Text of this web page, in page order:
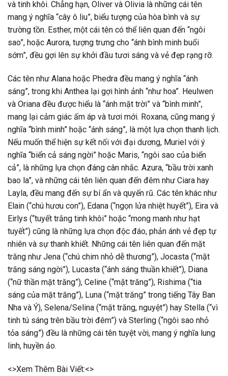
và tinh khôi. Chẳng hạn, Oliver và Olivia là những cái tên
mang ý nghĩa “cây ô liu”, biểu tượng của hòa bình và sự
trường tồn. Esther, một cái tên có thể liên quan đến “ngôi
sao”, hoặc Aurora, tượng trưng cho “ánh bình minh buổi
sớm”, đều gợi lên sự khởi đầu tươi sáng và vẻ đẹp rạng rỡ.
Các tên như Alana hoặc Phedra đều mang ý nghĩa “ánh
sáng”, trong khi Anthea lại gợi hình ảnh “như hoa”. Heulwen
và Oriana đều được hiểu là “ánh mặt trời” và “bình minh”,
mang lại cảm giác ấm áp và tươi mới. Roxana, cũng mang ý
nghĩa “bình minh” hoặc “ánh sáng”, là một lựa chọn thanh lịch.
Nếu muốn thể hiện sự kết nối với đại dương, Muriel với ý
nghĩa “biển cả sáng ngời” hoặc Maris, “ngôi sao của biển
cả”, là những lựa chọn đáng cân nhắc. Azura, “bầu trời xanh
bao la”, và những cái tên liên quan đến đêm như Ciara hay
Layla, đều mang đến sự bí ẩn và quyến rũ. Các tên khác như
Elain (“chú hươu con”), Edana (“ngọn lửa nhiệt huyết”), Eira và
Eirlys (“tuyết trắng tinh khôi” hoặc “mong manh như hạt
tuyết”) cũng là những lựa chọn độc đáo, phản ánh vẻ đẹp tự
nhiên và sự thanh khiết. Những cái tên liên quan đến mặt
trăng như Jena (“chú chim nhỏ dễ thương”), Jocasta (“mặt
trăng sáng ngời”), Lucasta (“ánh sáng thuần khiết”), Diana
(“nữ thần mặt trăng”), Celine (“mặt trăng”), Rishima (“tia
sáng của mặt trăng”), Luna (“mặt trăng” trong tiếng Tây Ban
Nha và Ý), Selena/Selina (“mặt trăng, nguyệt”) hay Stella (“vì
tinh tú sáng trên bầu trời đêm”) và Sterling (“ngôi sao nhỏ
tỏa sáng”) đều là những cái tên tuyệt vời, mang ý nghĩa lung
linh, huyền ảo.
<>Xem Thêm Bài Viết:<>